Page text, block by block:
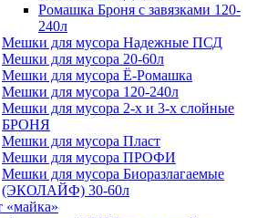
Ромашка Броня с завязками 120-
240л
Мешки для мусора Надежные ПСД
Мешки для мусора 20-60л
Мешки для мусора Ё-Ромашка
Мешки для мусора 120-240л
Мешки для мусора 2-х и 3-х слойные
БРОНЯ
Мешки для мусора Пласт
Мешки для мусора ПРОФИ
Мешки для мусора Биоразлагаемые
(ЭКОЛАЙФ) 30-60л
«майка»